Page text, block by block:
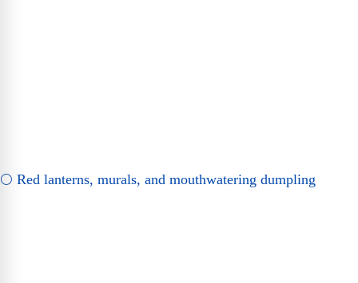
🌕 Red lanterns, murals, and mouthwatering dumpling